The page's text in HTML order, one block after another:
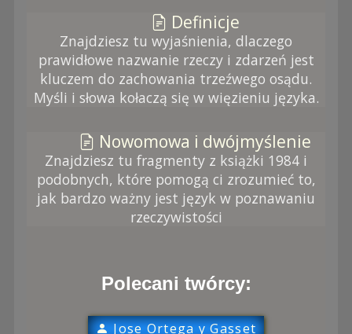
Definicje
Znajdziesz tu wyjaśnienia, dlaczego
prawidłowe nazwanie rzeczy i zdarzeń jest
kluczem do zachowania trzeźwego osądu.
Myśli i słowa kołaczą się w więzieniu języka.
Nowomowa i dwójmyślenie
Znajdziesz tu fragmenty z książki 1984 i
podobnych, które pomogą ci zrozumieć to,
jak bardzo ważny jest język w poznawaniu
rzeczywistości
Polecani twórcy:
Jose Ortega y Gasset